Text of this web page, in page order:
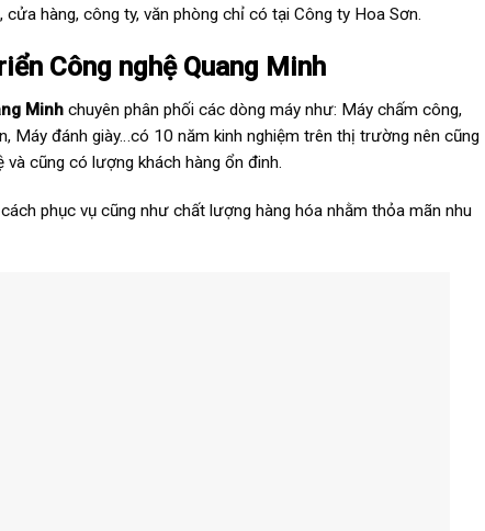
cửa hàng, công ty, văn phòng chỉ có tại Công ty Hoa Sơn.
Công nghệ Quang Minh
Minh chuyên phân phối các dòng máy như: Máy chấm công,
Máy đánh giày…có 10 năm kinh nghiệm trên thị trường nên cũng
cũng có lượng khách hàng ổn đinh.
phục vụ cũng như chất lượng hàng hóa nhằm thỏa mãn nhu